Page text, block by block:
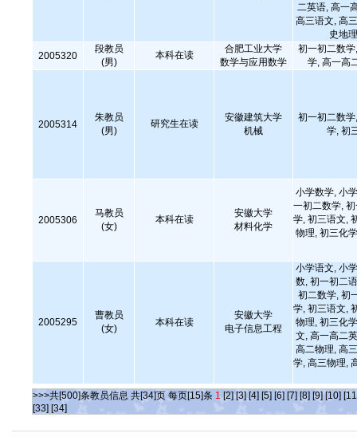
二英语, 高一
高三语文, 高
史地
2005320
段教员
(男)
本科在读
合肥工业大学
数学与应用数学
初一初二数
学, 高一高
2005314
朱教员
(男)
研究生在读
安徽建筑大学
机械
初一初二数
学, 初
2005306
马教员
(女)
本科在读
安徽大学
材料化学
小学数学, 小
一初二数学,
学, 初三语文,
物理, 初三化
2005295
曹教员
(女)
本科在读
安徽大学
电子信息工程
小学语文, 小
数, 初一初二
初二数学, 初
学, 初三语文,
物理, 初三化
文, 高一高二
高二物理, 高
学, 高三物理,
>>>共[500]条教员信息 共[34]页 每页[15]条 1 [2] [3] [4] [5] [6] [7] [8] [9] [10]
[33] [34]